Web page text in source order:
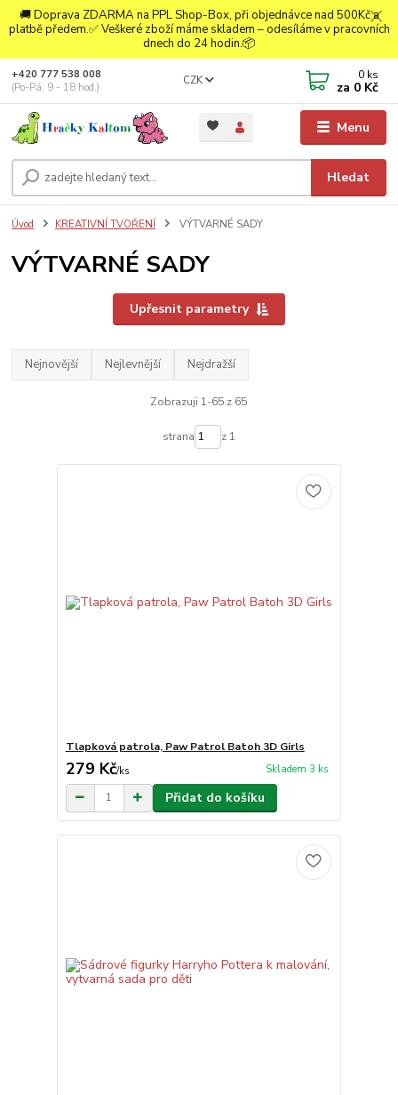
🚚 Doprava ZDARMA na PPL Shop-Box, při objednávce nad 500Kč a
platbě předem.✅ Veškeré zboží máme skladem – odesíláme v pracovních
dnech do 24 hodin.📦
Menu
CZK
Hledat
+420 777 538 008
(Po-Pá, 9 - 18 hod.)
0 ks
za 0 Kč
Úvod KREATIVNÍ TVOŘENÍ VÝTVARNÉ SADY
VÝTVARNÉ SADY
Upřesnit parametry
Nejnovější Nejlevnější Nejdražší
Zobrazuji 1-65 z 65
strana z 1
Tlapková patrola, Paw Patrol Batoh 3D Girls
279 Kč/ks Skladem 3 ks
Přidat do košíku